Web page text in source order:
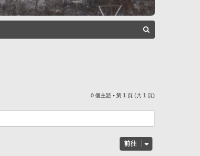
0 個主題 • 第 1 頁 (共 1 頁)
前往